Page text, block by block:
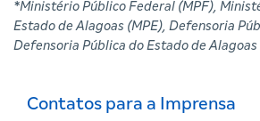
*Ministério Público Federal (MPF),
Estado de Alagoas (MPE), Defensoria
Defensoria Pública do Estado de Alagoas
Contatos para a Imprensa